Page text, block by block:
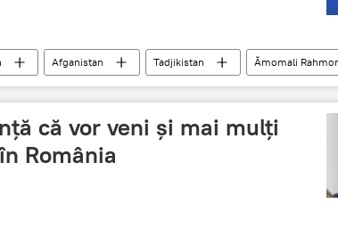
Afganistan Tadjikistan Ămomali
că vor veni și mai mulți
România